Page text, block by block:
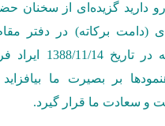
دارید گزیده‌ای از سخنان
(دامت بركاته‌) در دفتر
1388/11/14
ایراد
بر بصیرت ما
و سعادت ما قرار گیرد.